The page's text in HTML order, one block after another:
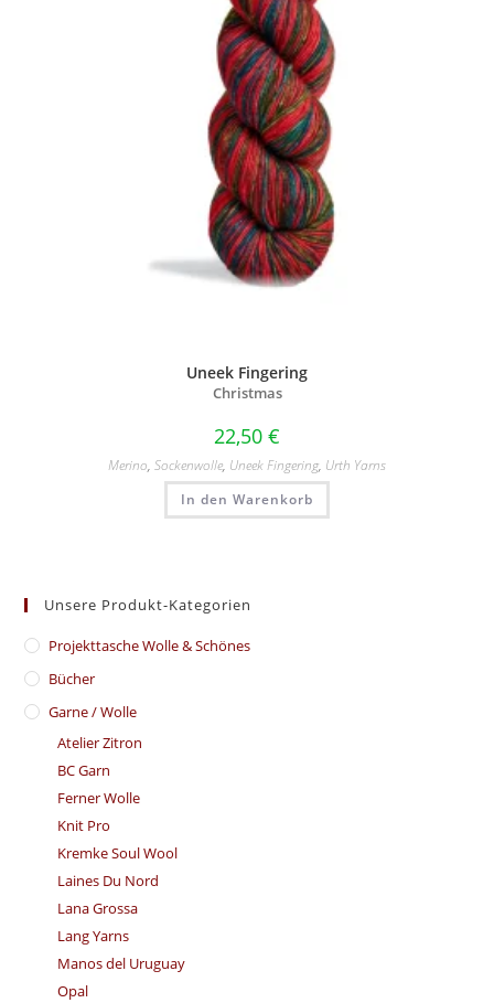
Uneek Fingering
Christmas
22,50 €
Merino, Sockenwolle, Uneek Fingering, Urth Yarns
In den Warenkorb
Unsere Produkt-Kategorien
​Projekttasche Wolle & Schönes
Bücher
Garne / Wolle
Atelier Zitron
BC Garn
Ferner Wolle
Knit Pro
Kremke Soul Wool
Laines Du Nord
Lana Grossa
Lang Yarns
Manos del Uruguay
Opal